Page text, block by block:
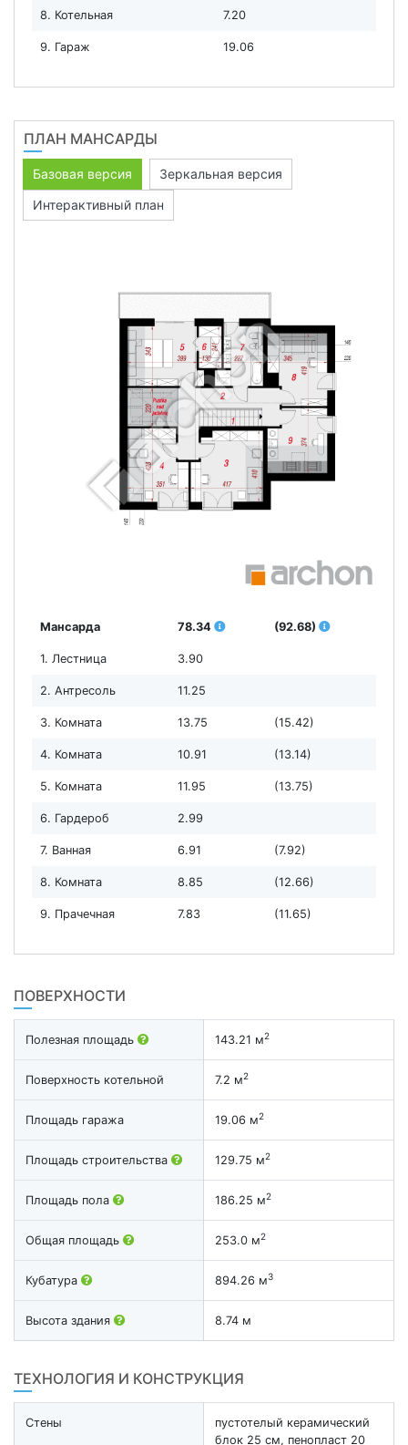
8. Котельная 7.20
9. Гараж 19.06
ПЛАН МАНСАРДЫ
Базовая версия
Зеркальная версия
Интерактивный план
Мансарда 78.34 (92.68)
1. Лестница 3.90
2. Антресоль 11.25
3. Комната 13.75 (15.42)
4. Комната 10.91 (13.14)
5. Комната 11.95 (13.75)
6. Гардероб 2.99
7. Ванная 6.91 (7.92)
8. Комната 8.85 (12.66)
9. Прачечная 7.83 (11.65)
ПОВЕРХНОСТИ
Полезная площадь 143.21 м2
Поверхность котельной 7.2 м2
Площадь гаража 19.06 м2
Площадь строительства 129.75 м2
Площадь пола 186.25 м2
Общая площадь 253.0 м2
Кубатура 894.26 м3
Высота здания 8.74 м
ТЕХНОЛОГИЯ И КОНСТРУКЦИЯ
Стены
пустотелый керамический
блок 25 см, пенопласт 20